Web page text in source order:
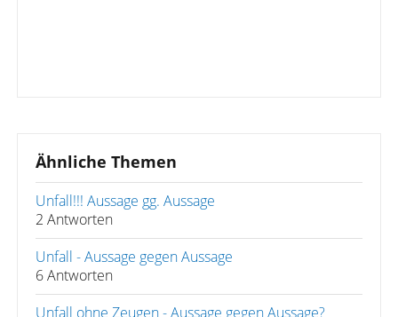
Ähnliche Themen
Unfall!!! Aussage gg. Aussage
2 Antworten
Unfall - Aussage gegen Aussage
6 Antworten
Unfall ohne Zeugen - Aussage gegen Aussage?